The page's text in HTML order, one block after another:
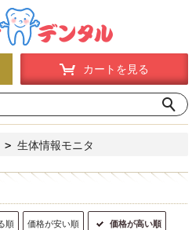
カートを見る
> 生体情報モニタ
順 価格が安い順 価格が高い順